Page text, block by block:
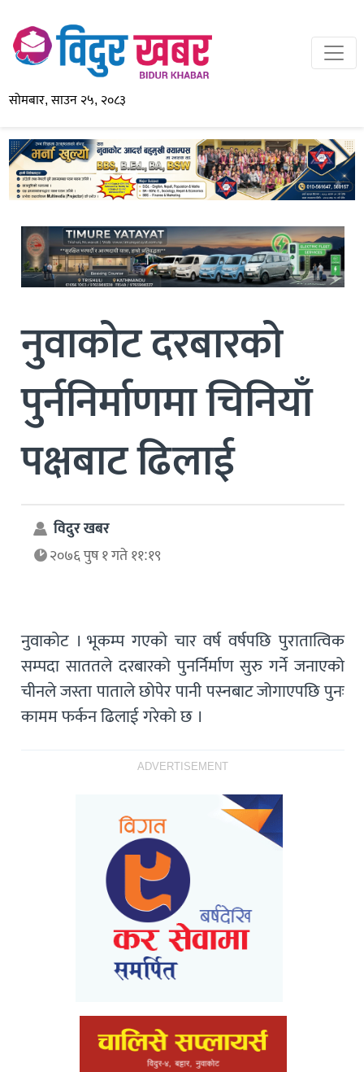
सोमबार, साउन २५, २०८३
नुवाकोट दरबारको
पुर्ननिर्माणमा चिनियाँ
पक्षबाट ढिलाई
विदुर खबर
२०७६ पुष १ गते ११:१९
नुवाकोट । भूकम्प गएको चार वर्ष वर्षपछि पुरातात्विक
सम्पदा साततले दरबारको पुनर्निर्माण सुरु गर्ने जनाएको
चीनले जस्ता पाताले छोपेर पानी पस्नबाट जोगाएपछि पुनः
कामम फर्कन ढिलाई गरेको छ ।
ADVERTISEMENT